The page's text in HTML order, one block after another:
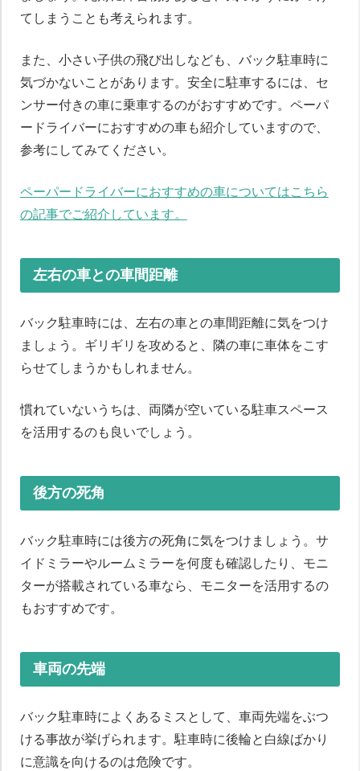
てしまうことも考えられます。
また、小さい子供の飛び出しなども、バック駐車時に
気づかないことがあります。安全に駐車するには、セ
ンサー付きの車に乗車するのがおすすめです。ペーパ
ードライバーにおすすめの車も紹介していますので、
参考にしてみてください。
ペーパードライバーにおすすめの車についてはこちら
の記事でご紹介しています。
左右の車との車間距離
バック駐車時には、左右の車との車間距離に気をつけ
ましょう。ギリギリを攻めると、隣の車に車体をこす
らせてしまうかもしれません。
慣れていないうちは、両隣が空いている駐車スペース
を活用するのも良いでしょう。
後方の死角
バック駐車時には後方の死角に気をつけましょう。サ
イドミラーやルームミラーを何度も確認したり、モニ
ターが搭載されている車なら、モニターを活用するの
もおすすめです。
車両の先端
バック駐車時によくあるミスとして、車両先端をぶつ
ける事故が挙げられます。駐車時に後輪と白線ばかり
に意識を向けるのは危険です。